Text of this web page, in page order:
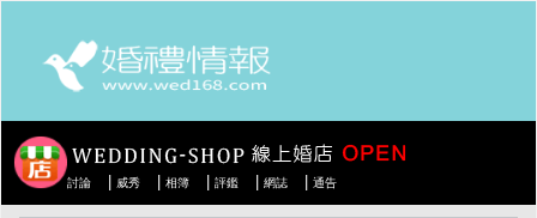
討論 威秀 相簿 評鑑 網誌 通告